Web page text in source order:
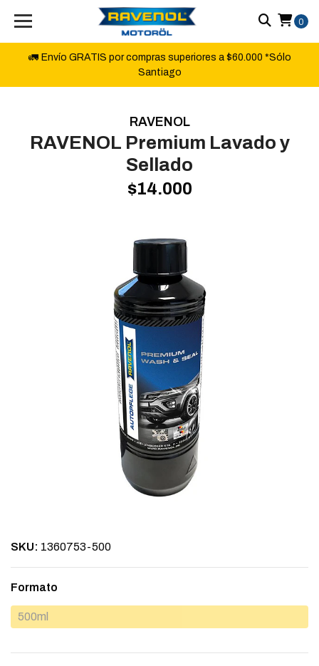
🚛 Envío GRATIS por compras superiores a $60.000 *Sólo
Santiago
0
RAVENOL
RAVENOL Premium Lavado y
Sellado
$14.000
SKU: 1360753-500
Formato
500ml